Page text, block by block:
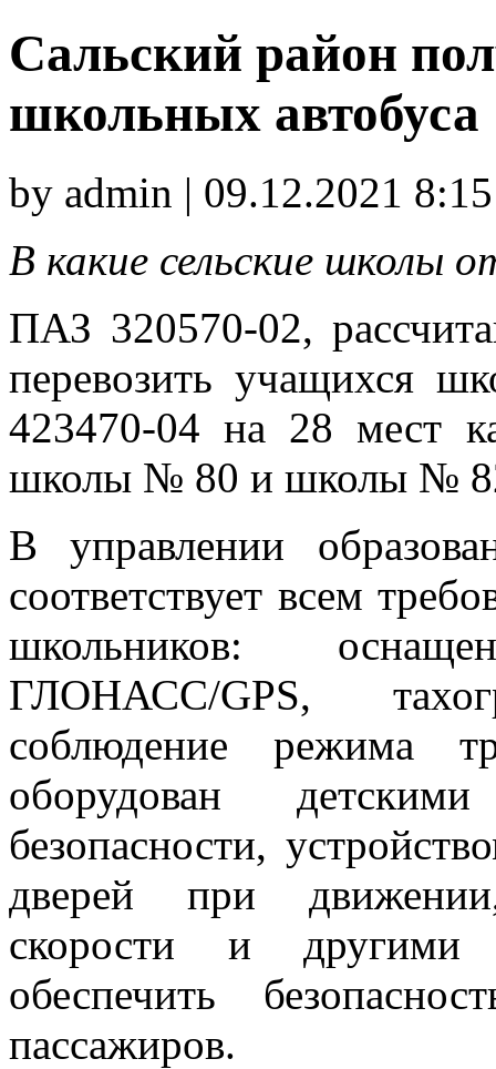
Сальский район
школьных автобуса
by admin | 09.12.2021
В какие сельские школы
ПАЗ 320570-02,
перевозить учащихся
423470-04 на 28 мест
школы № 80 и школы №
В управлении
соответствует всем
школьников:
ГЛОНАСС/GPS,
соблюдение режима
оборудован
безопасности,
дверей при
скорости и другими
обеспечить
пассажиров.